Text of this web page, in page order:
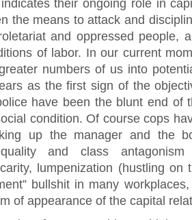
their ongoing role in
the means to attack and
and oppressed people,
of labor. In our current
numbers of us into
as the first sign of the
have been the blunt end of
condition. Of course cops
up the manager and the
and class
lumpenization (hustling on
bullshit in many
of appearance of the capital